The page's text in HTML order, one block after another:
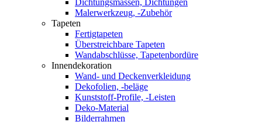
Dichtungsmassen, Dichtungen
Malerwerkzeug, -Zubehör
Tapeten
Fertigtapeten
Überstreichbare Tapeten
Wandabschlüsse, Tapetenbordüre
Innendekoration
Wand- und Deckenverkleidung
Dekofolien, -beläge
Kunststoff-Profile, -Leisten
Deko-Material
Bilderrahmen